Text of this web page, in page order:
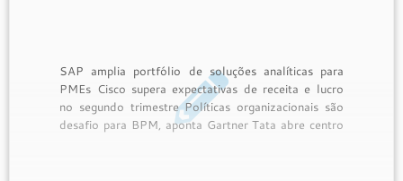
SAP amplia portfólio de soluções analíticas para
PMEs Cisco supera expectativas de receita e lucro
no segundo trimestre Políticas organizacionais são
desafio para BPM, aponta Gartner Tata abre centro